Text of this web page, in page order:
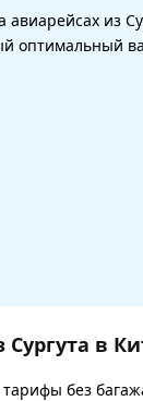
авиарейсах из
оптимальный
в
без